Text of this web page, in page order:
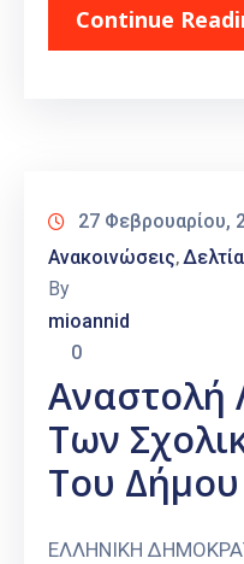
Continue
27 Φεβρουαρίου,
Ανακοινώσεις‚
By
mioannid
0
Αναστολή
Των
Του
ΕΛΛΗΝΙΚΗ